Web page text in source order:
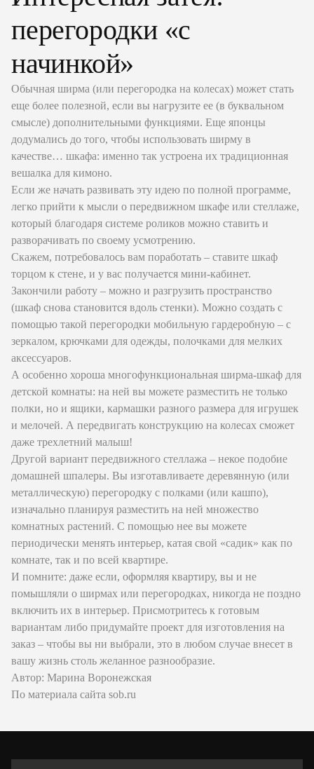
перегородки «с
начинкой»
Обычная ширма (или перегородка на колесах) может стать
еще более полезной, если вы нагрузите ее (в буквальном
смысле) дополнительными функциями. Еще японцы
додумались до того, чтобы использовать ширму в
качестве… шкафа: именно так устроена их традиционная
вешалка для кимоно.
Если же начать развивать эту идею по полной программе,
легко прийти к мысли о передвижном шкафе или стеллаже,
который благодаря системе роликов можно ставить и
разворачивать по своему усмотрению.
Скажем, потребовалось вам поработать – ставите шкаф
торцом к стене, и у вас получается мини-кабинет.
Закончили работу – можно и разгрузить пространство
(шкаф снова становится вдоль стенки). Можно создать с
помощью такой перегородки мобильную гардеробную – с
зеркалом, крючками для одежды, полочками для мелких
аксессуаров.
А особенно хороша многофункциональная ширма-шкаф для
детской комнаты: на ней вы можете разместить не только
полки, но и ящики, кармашки разного размера для игрушек
и мелочей. А передвигать конструкцию на колесах сможет
даже трехлетний малыш!
Другой вариант передвижного стеллажа – некое подобие
домашней шпалеры. Вы изготавливаете деревянную (или
металлическую) перегородку с полками (или кашпо),
изначально планируя разместить на ней множество
комнатных растений. С помощью нее вы можете
периодически менять интерьер, катая свой «садик» как по
комнате, так и по всей квартире.
И помните: даже если, оформляя квартиру, вы и не
помышляли о ширмах или перегородках, никогда не поздно
включить их в интерьер. Присмотритесь к готовым
вариантам либо придумайте проект для изготовления на
заказ – чтобы вы ни выбрали, это в любом случае внесет в
вашу жизнь столь желанное разнообразие.
Автор: Марина Воронежская
По материала сайта sob.ru